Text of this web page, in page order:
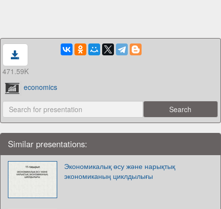
471.59K
economics
Similar presentations:
Экономикалық өсу және нарықтық
экономиканың циклдылығы